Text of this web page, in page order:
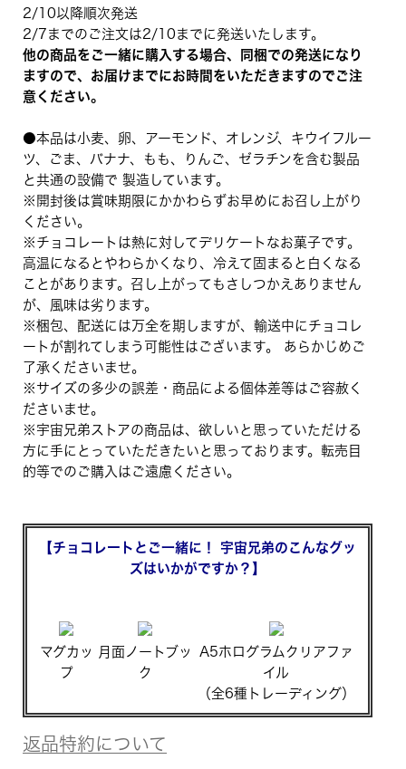
2/10以降順次発送
2/7までのご注文は2/10までに発送いたします。
他の商品をご一緒に購入する場合、同梱での発送になり
ますので、お届けまでにお時間をいただきますのでご注
意ください。
●本品は小麦、卵、アーモンド、オレンジ、キウイフルー
ツ、ごま、バナナ、もも、りんご、ゼラチンを含む製品
と共通の設備で 製造しています。
※開封後は賞味期限にかかわらずお早めにお召し上がり
ください。
※チョコレートは熱に対してデリケートなお菓子です。
高温になるとやわらかくなり、冷えて固まると白くなる
ことがあります。召し上がってもさしつかえありません
が、風味は劣ります。
※梱包、配送には万全を期しますが、輸送中にチョコレ
ートが割れてしまう可能性はございます。 あらかじめご
了承くださいませ。
※サイズの多少の誤差・商品による個体差等はご容赦く
ださいませ。
※宇宙兄弟ストアの商品は、欲しいと思っていただける
方に手にとっていただきたいと思っております。転売目
的等でのご購入はご遠慮ください。
【チョコレートとご一緒に！ 宇宙兄弟のこんなグッ
ズはいかがですか？】
マグカッ
プ
月面ノートブッ
ク
A5ホログラムクリアファ
イル
（全6種トレーディング）
返品特約について